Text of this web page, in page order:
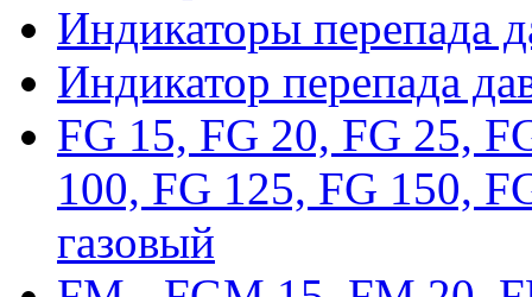
Индикаторы перепада
Индикатор перепада
FG 15, FG 20, FG 25,
100, FG 125, FG 150,
газовый